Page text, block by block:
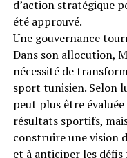
d’action stratégique
été approuvé.
Une gouvernance
Dans son allocution,
nécessité de
sport tunisien. Selon
peut plus être
résultats sportifs,
construire une vision
et à anticiper les